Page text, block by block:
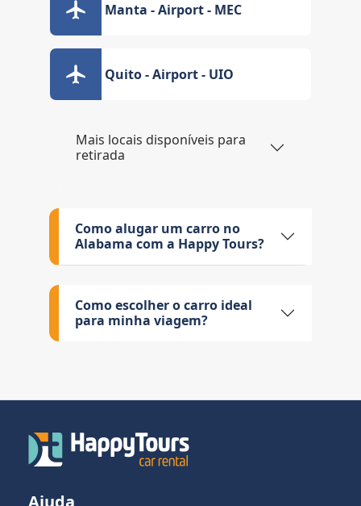
Manta - Airport - MEC
Quito - Airport - UIO
Mais locais disponíveis para
retirada
Como alugar um carro no
Alabama com a Happy Tours?
Como escolher o carro ideal
para minha viagem?
Ajuda